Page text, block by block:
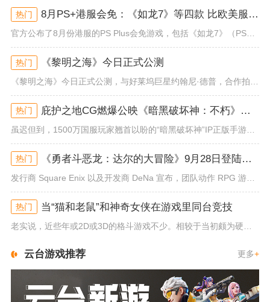
热门 8月PS+港服会免：《如龙7》等四款 比欧美服多一款
官方公布了8月份港服的PS Plus会免游戏，包括《如龙7》（PS4/PS5）、《小小梦魇》（PS4）、《托尼霍克职业滑...
热门 《黎明之海》今日正式公测
热门 庇护之地CG燃爆公映《暗黑破坏神：不朽》今日全平台上线
虽迟但到，1500万国服玩家翘首以盼的“暗黑破坏神”IP正版手游《暗黑破坏神：不朽》已于今日全平台上线！动作RPG王者再...
热门 《勇者斗恶龙：达尔的大冒险》9月28日登陆苹果谷歌应用商店
发行商 Square Enix 以及开发商 DeNa 宣布，团队动作 RPG 游戏《勇者斗恶龙：达尔的大冒险 魂之绊》将...
热门 当“猫和老鼠”和神奇女侠在游戏里同台竞技
云台游戏推荐 更多+